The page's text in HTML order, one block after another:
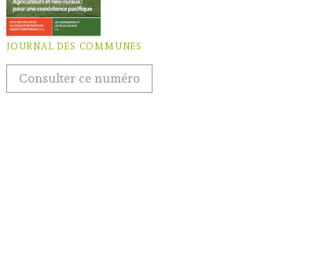
JOURNAL DES COMMUNES
Consulter ce numéro